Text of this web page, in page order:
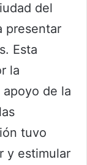
del
presentar
Esta
la
de la
tuvo
y estimular